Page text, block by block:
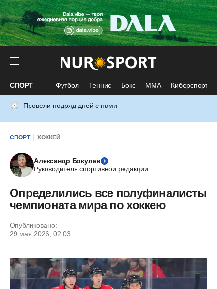
СПОРТ Футбол Теннис Бокс ММА Киберспорт
Провели подряд дней с нами
СПОРТ ХОККЕЙ
Александр Бокулев
Руководитель спортивной редакции
Определились все полуфиналисты
чемпионата мира по хоккею
Опубликовано:
29 мая 2026, 02:03